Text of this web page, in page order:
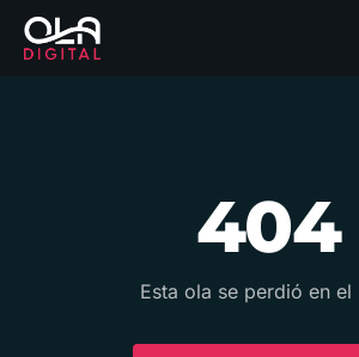
404
Esta ola se perdió en el